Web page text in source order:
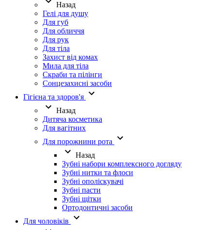
Назад
Гелі для душу
Для губ
Для обличчя
Для рук
Для тіла
Захист від комах
Мила для тіла
Скраби та пілінги
Сонцезахисні засоби
Гігієна та здоров'я
Назад
Дитяча косметика
Для вагітних
Для порожнини рота
Назад
Зубні набори комплексного догляду
Зубні нитки та флоси
Зубні ополіскувачі
Зубні пасти
Зубні щітки
Ортодонтичні засоби
Для чоловіків